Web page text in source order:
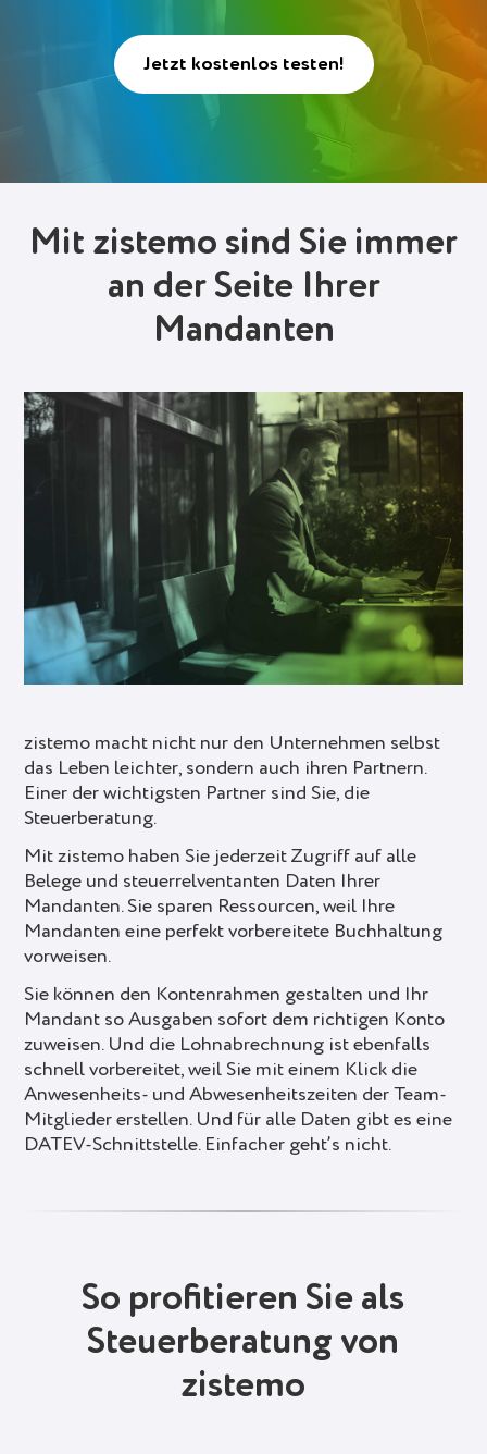
Deutsch (Switzerland)
Deutsch
Español
Portuguese
Einloggen
Gratis anmelden
Jetzt kostenlos testen!
Mit zistemo sind Sie immer
an der Seite Ihrer
Mandanten
zistemo macht nicht nur den Unternehmen selbst
das Leben leichter, sondern auch ihren Partnern.
Einer der wichtigsten Partner sind Sie, die
Steuerberatung.
Mit zistemo haben Sie jederzeit Zugriff auf alle
Belege und steuerrelventanten Daten Ihrer
Mandanten. Sie sparen Ressourcen, weil Ihre
Mandanten eine perfekt vorbereitete Buchhaltung
vorweisen.
Sie können den Kontenrahmen gestalten und Ihr
Mandant so Ausgaben sofort dem richtigen Konto
zuweisen. Und die Lohnabrechnung ist ebenfalls
schnell vorbereitet, weil Sie mit einem Klick die
Anwesenheits- und Abwesenheitszeiten der Team-
Mitglieder erstellen. Und für alle Daten gibt es eine
DATEV-Schnittstelle. Einfacher geht’s nicht.
So profitieren Sie als
Steuerberatung von
zistemo